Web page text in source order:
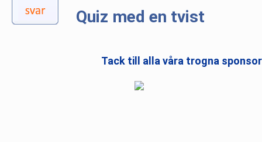
Quiz med en tvist
Tack till alla våra trogna